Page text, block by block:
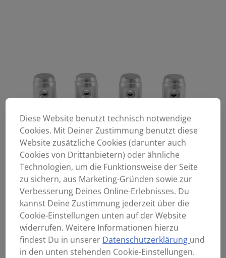
Diese Website benutzt technisch notwendige
Cookies. Mit Deiner Zustimmung benutzt diese
Website zusätzliche Cookies (darunter auch
Cookies von Drittanbietern) oder ähnliche
Technologien, um die Funktionsweise der Seite
zu sichern, aus Marketing-Gründen sowie zur
Verbesserung Deines Online-Erlebnisses. Du
kannst Deine Zustimmung jederzeit über die
Cookie-Einstellungen unten auf der Website
widerrufen. Weitere Informationen hierzu
findest Du in unserer Datenschutzerklärung und
in den unten stehenden Cookie-Einstellungen.